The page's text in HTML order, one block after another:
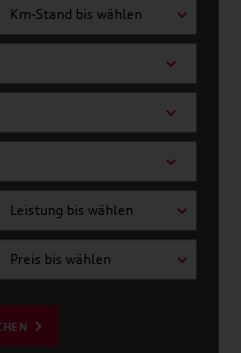
Km-Stand bis wählen
Leistung bis wählen
Preis bis wählen